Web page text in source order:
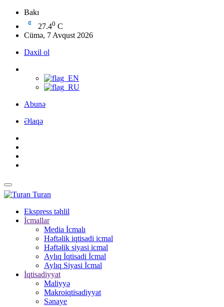
Bakı
27.40 C
Cümə, 7 Avqust 2026
Daxil ol
Abunə
Əlaqə
Turan
Ekspress təhlil
İcmallar
Media İcmalı
Həftəlik iqtisadi icmal
Həftəlik siyasi icmal
Aylıq İqtisadi İcmal
Aylıq Siyasi İcmal
İqtisadiyyat
Maliyyə
Makroiqtisadiyyat
Sənaye